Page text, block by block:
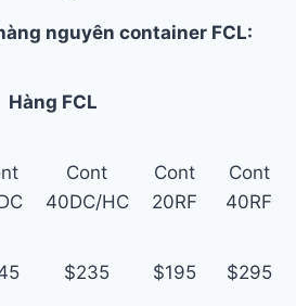
nguyên container FCL:
Hàng FCL
Cont
40DC/HC
Cont
20RF
Cont
40RF
$235 $195 $295